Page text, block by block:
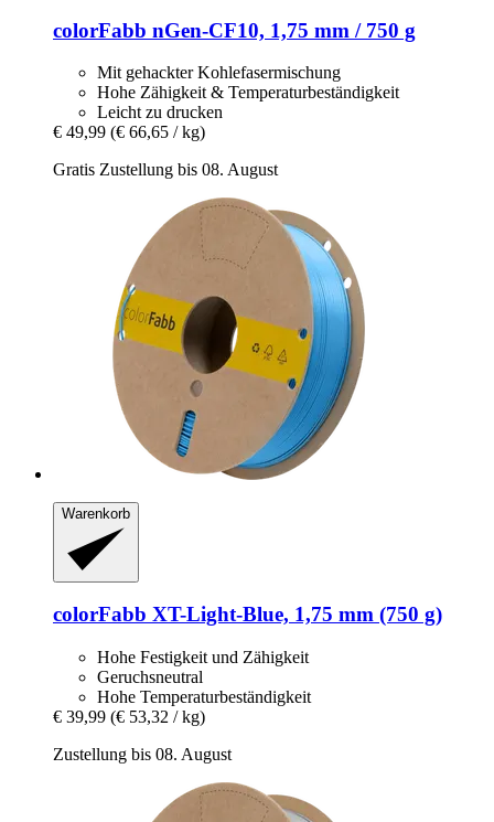
colorFabb nGen-​CF10, 1,75 mm / 750 g
Mit gehackter Kohlefasermischung
Hohe Zähigkeit & Temperaturbeständigkeit
Leicht zu drucken
€ 49,99 (€ 66,65 / kg)
Gratis Zustellung bis 08. August
Warenkorb
colorFabb XT-​Light-​Blue, 1,75 mm (750 g)
Hohe Festigkeit und Zähigkeit
Geruchsneutral
Hohe Temperaturbeständigkeit
€ 39,99 (€ 53,32 / kg)
Zustellung bis 08. August